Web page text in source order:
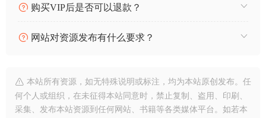
购买VIP后是否可以退款？
网站对资源发布有什么要求？
本站所有资源，如无特殊说明或标注，均为本站原创发布。任
何个人或组织，在未征得本站同意时，禁止复制、盗用、印刷、
采集、发布本站资源到任何网站、书籍等各类媒体平台。如若本